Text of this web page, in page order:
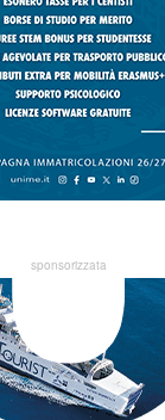
sponsorizzata